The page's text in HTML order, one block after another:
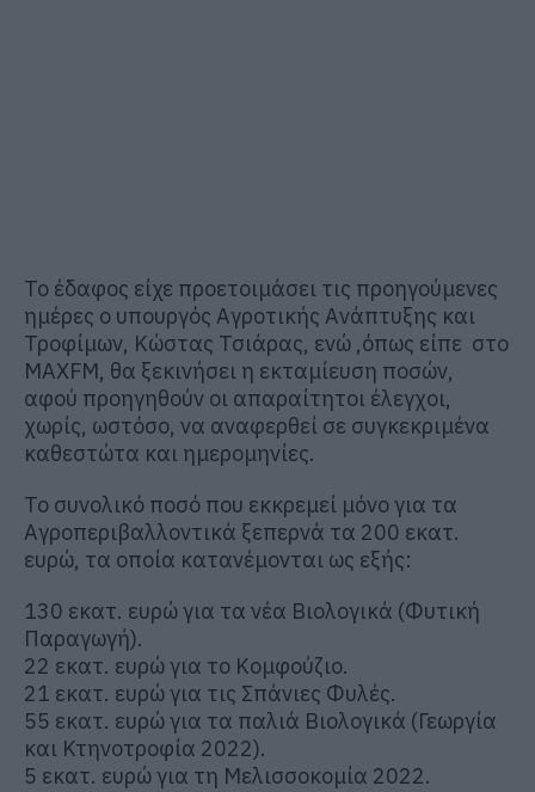
Το έδαφος είχε προετοιμάσει τις προηγούμενες
ημέρες ο υπουργός Αγροτικής Ανάπτυξης και
Τροφίμων, Κώστας Τσιάρας, ενώ ,όπως είπε στο
MAXFM, θα ξεκινήσει η εκταμίευση ποσών,
αφού προηγηθούν οι απαραίτητοι έλεγχοι,
χωρίς, ωστόσο, να αναφερθεί σε συγκεκριμένα
καθεστώτα και ημερομηνίες.
Το συνολικό ποσό που εκκρεμεί μόνο για τα
Αγροπεριβαλλοντικά ξεπερνά τα 200 εκατ.
ευρώ, τα οποία κατανέμονται ως εξής:
130 εκατ. ευρώ για τα νέα Βιολογικά (Φυτική
Παραγωγή).
22 εκατ. ευρώ για το Κομφούζιο.
21 εκατ. ευρώ για τις Σπάνιες Φυλές.
55 εκατ. ευρώ για τα παλιά Βιολογικά (Γεωργία
και Κτηνοτροφία 2022).
5 εκατ. ευρώ για τη Μελισσοκομία 2022.